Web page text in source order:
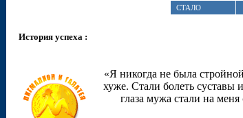
СТАЛО
История успеха :
«Я никогда не была
хуже. Стали болеть суставы
глаза мужа стали на